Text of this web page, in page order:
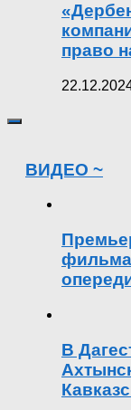
право
ВИДЕО ~
фильма
В